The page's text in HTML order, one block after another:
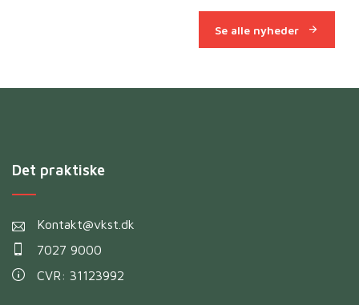
Se alle nyheder
Det praktiske
Kontakt@vkst.dk
7027 9000
CVR: 31123992